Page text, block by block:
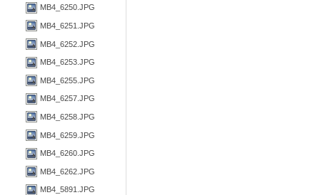
MB4_6250.JPG
MB4_6251.JPG
MB4_6252.JPG
MB4_6253.JPG
MB4_6255.JPG
MB4_6257.JPG
MB4_6258.JPG
MB4_6259.JPG
MB4_6260.JPG
MB4_6262.JPG
MB4_5891.JPG